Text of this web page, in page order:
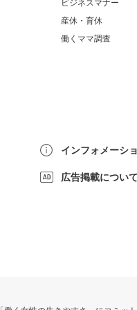
ビジネスマナー
産休・育休
働くママ調査
インフォメーシ
広告掲載について